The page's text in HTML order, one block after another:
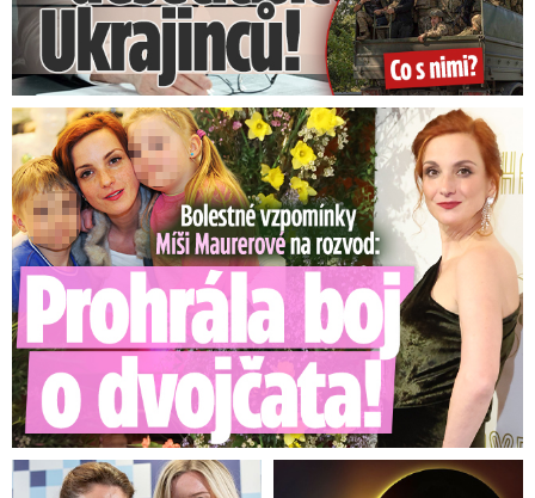
Bolestné vzpomínky Míši Maurerové: Prohrála boj o dvojčata!